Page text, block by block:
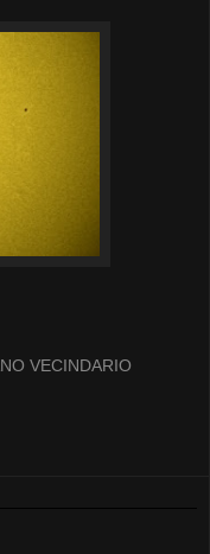
VECINDARIO